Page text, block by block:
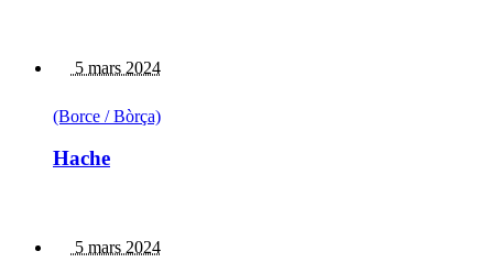
5 mars 2024
(Borce / Bòrça)
Hache
5 mars 2024